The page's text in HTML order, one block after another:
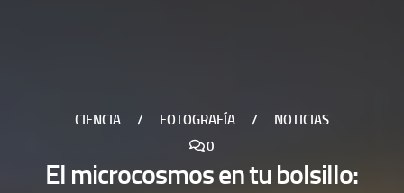
CIENCIA / FOTOGRAFÍA /
NOTICIAS
0
El microcosmos en tu bolsillo: